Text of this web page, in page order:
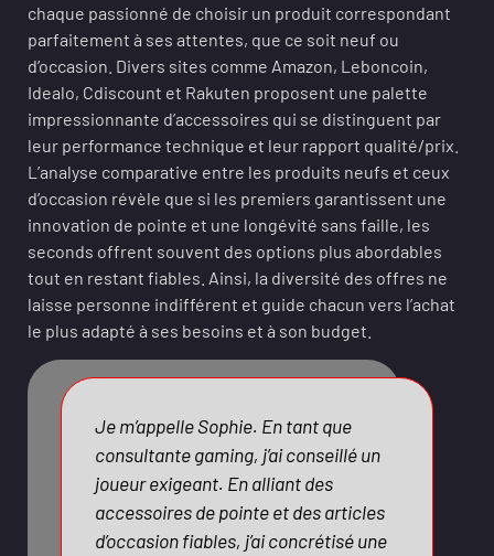
chaque passionné de choisir un produit correspondant
parfaitement à ses attentes, que ce soit neuf ou
d’occasion. Divers sites comme Amazon, Leboncoin,
Idealo, Cdiscount et Rakuten proposent une palette
impressionnante d’accessoires qui se distinguent par
leur performance technique et leur rapport qualité/prix.
L’analyse comparative entre les produits neufs et ceux
d’occasion révèle que si les premiers garantissent une
innovation de pointe et une longévité sans faille, les
seconds offrent souvent des options plus abordables
tout en restant fiables. Ainsi, la diversité des offres ne
laisse personne indifférent et guide chacun vers l’achat
le plus adapté à ses besoins et à son budget.
Je m’appelle Sophie. En tant que
consultante gaming, j’ai conseillé un
joueur exigeant. En alliant des
accessoires de pointe et des articles
d’occasion fiables, j’ai concrétisé une